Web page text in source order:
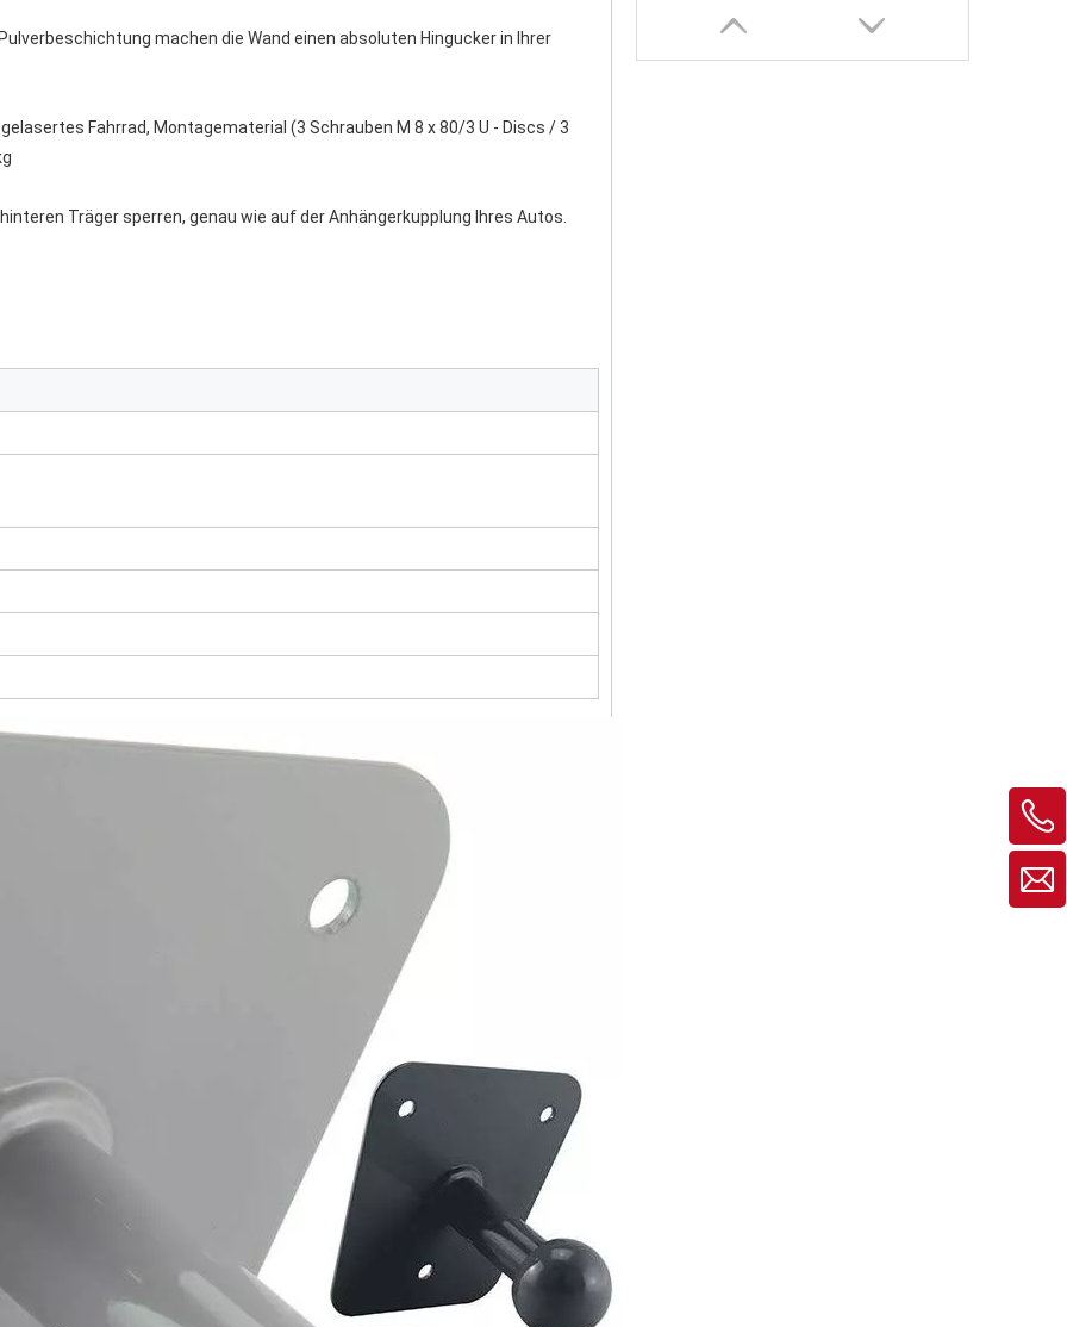
machen die Wand einen absoluten Hingucker in Ihrer
Fahrrad, Montagematerial (3 Schrauben M 8 x 80/3 U - Discs / 3
Träger sperren, genau wie auf der Anhängerkupplung Ihres Autos.